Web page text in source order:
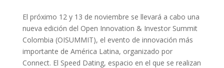
El próximo 12 y 13 de noviembre se llevará a cabo una
nueva edición del Open Innovation & Investor Summit
Colombia (OISUMMIT), el evento de innovación más
importante de América Latina, organizado por
Connect. El Speed Dating, espacio en el que se realizan